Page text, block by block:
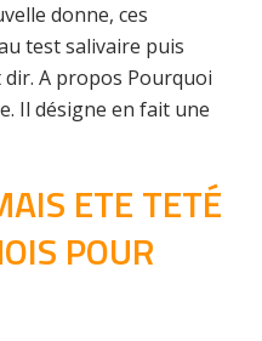
donne, ces
test salivaire puis
A propos Pourquoi
Il désigne en fait une
ETE TETÉ
POUR